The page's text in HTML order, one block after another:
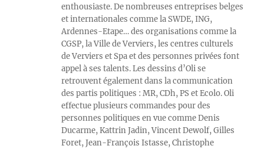
enthousiaste. De nombreuses entreprises belges
et internationales comme la SWDE, ING,
Ardennes-Etape… des organisations comme la
CGSP, la Ville de Verviers, les centres culturels
de Verviers et Spa et des personnes privées font
appel à ses talents. Les dessins d’Oli se
retrouvent également dans la communication
des partis politiques : MR, CDh, PS et Ecolo. Oli
effectue plusieurs commandes pour des
personnes politiques en vue comme Denis
Ducarme, Kattrin Jadin, Vincent Dewolf, Gilles
Foret, Jean-François Istasse, Christophe